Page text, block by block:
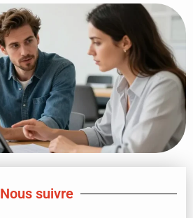
Nous suivre